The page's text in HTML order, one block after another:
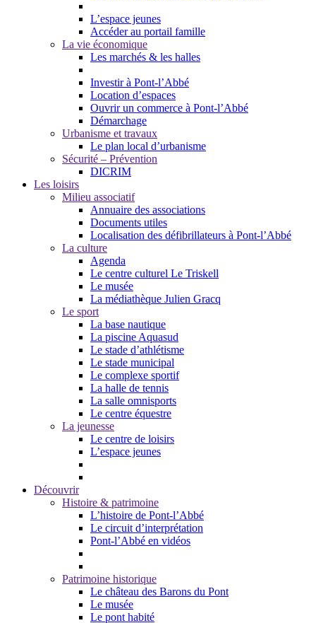
L’espace jeunes
Accéder au portail famille
La vie économique
Les marchés & les halles
Investir à Pont-l’Abbé
Location d’espaces
Ouvrir un commerce à Pont-l’Abbé
Démarchage
Urbanisme et travaux
Le plan local d’urbanisme
Sécurité – Prévention
DICRIM
Les loisirs
Milieu associatif
Annuaire des associations
Documents utiles
Localisation des défibrillateurs à Pont-l’Abbé
La culture
Agenda
Le centre culturel Le Triskell
Le musée
La médiathèque Julien Gracq
Le sport
La base nautique
La piscine Aquasud
Le stade d’athlétisme
Le stade municipal
Le complexe sportif
La halle de tennis
La salle omnisports
Le centre équestre
La jeunesse
Le centre de loisirs
L’espace jeunes
Découvrir
Histoire & patrimoine
L’histoire de Pont-l’Abbé
Le circuit d’interprétation
Pont-l’Abbé en vidéos
Patrimoine historique
Le château des Barons du Pont
Le musée
Le pont habité